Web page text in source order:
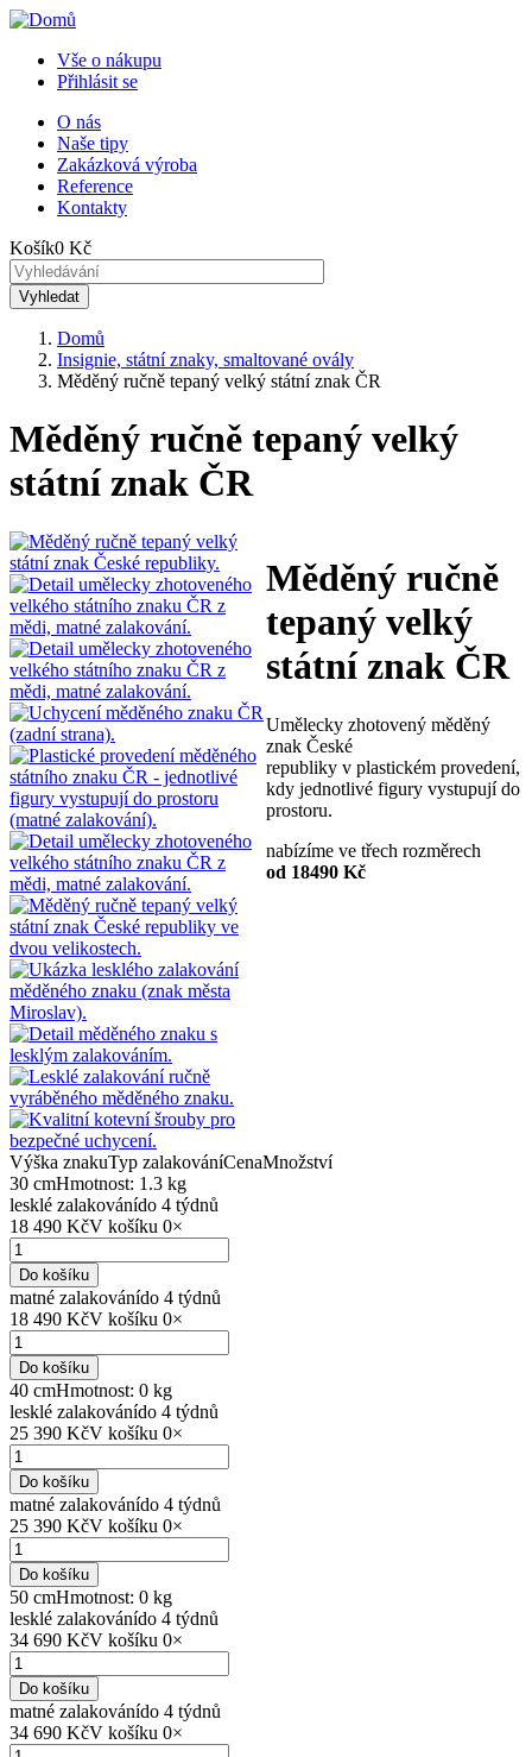
Přejít
hlavnímu
obsahu
Menu
uživatelského
účtu
Vše o nákupu
Přihlásit se
Horní
menu
O nás
Naše tipy
Zakázková výroba
Reference
Kontakty
Košík0 Kč
Drobečková
navigace
Domů
Insignie, státní znaky, smaltované ovály
Měděný ručně tepaný velký státní znak ČR
Měděný ručně tepaný velký
státní znak ČR
Měděný ručně
tepaný velký
státní znak ČR
Umělecky zhotovený měděný
znak České
republiky v plastickém provedení,
kdy jednotlivé figury vystupují do
prostoru.
nabízíme ve třech rozměrech
od 18490 Kč
Výška znakuTyp zalakováníCenaMnožství
30 cmHmotnost: 1.3 kg
lesklé zalakovánído 4 týdnů
18 490 KčV košíku 0×
Do košíku
matné zalakovánído 4 týdnů
18 490 KčV košíku 0×
Do košíku
40 cmHmotnost: 0 kg
lesklé zalakovánído 4 týdnů
25 390 KčV košíku 0×
Do košíku
matné zalakovánído 4 týdnů
25 390 KčV košíku 0×
Do košíku
50 cmHmotnost: 0 kg
lesklé zalakovánído 4 týdnů
34 690 KčV košíku 0×
Do košíku
matné zalakovánído 4 týdnů
34 690 KčV košíku 0×